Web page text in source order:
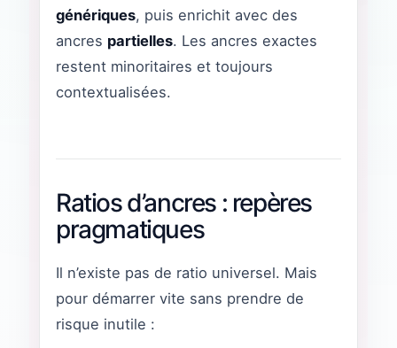
génériques, puis enrichit avec des
ancres partielles. Les ancres exactes
restent minoritaires et toujours
contextualisées.
Ratios d’ancres : repères
pragmatiques
Il n’existe pas de ratio universel. Mais
pour démarrer vite sans prendre de
risque inutile :